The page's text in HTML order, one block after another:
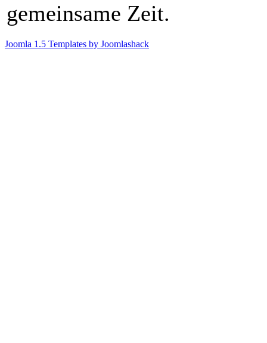
gemeinsame Zeit.
Joomla 1.5 Templates by Joomlashack